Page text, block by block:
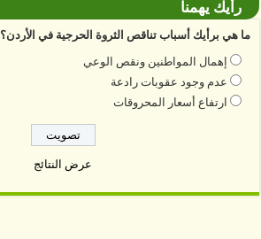
رأيك يهمنا
ما هي برأيك أسباب تناقص الثروة الحرجية في الأردن؟
إهمال المواطنين ونقص الوعي
عدم وجود عقوبات رادعة
ارتفاع أسعار المحروقات
عرض النتائج